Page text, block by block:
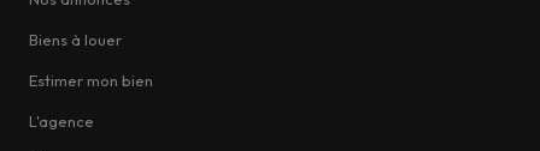
Biens à louer
Estimer mon bien
L'agence